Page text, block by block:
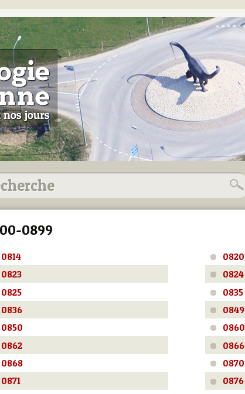
0899
0814
0820
0823
0824
0825
0835
0836
0849
0850
0860
0862
0866
0868
0870
0871
0876